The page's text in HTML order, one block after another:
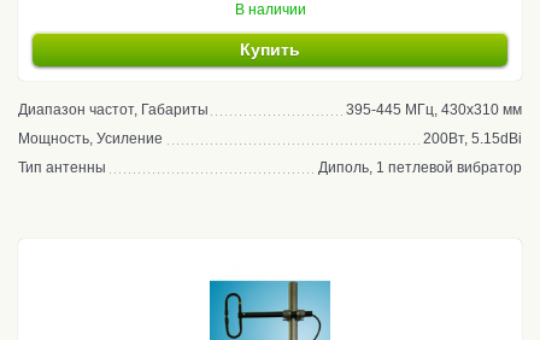
В наличии
Купить
Диапазон частот, Габариты
395-445 МГц, 430х310 мм
Мощность, Усиление
200Вт, 5.15dBi
Тип антенны
Диполь, 1 петлевой вибратор